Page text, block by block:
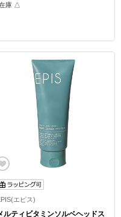
庫 △
エピス)
ルティビタミンソルベヘッドス